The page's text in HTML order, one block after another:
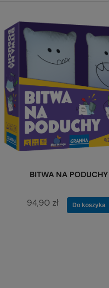
BITWA NA PODUCHY
94,90 zł Do koszyka